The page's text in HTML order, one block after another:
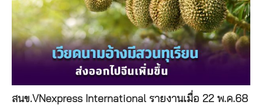
สนข.VNexpress International รายงานเมื่อ 22 พ.ค.68